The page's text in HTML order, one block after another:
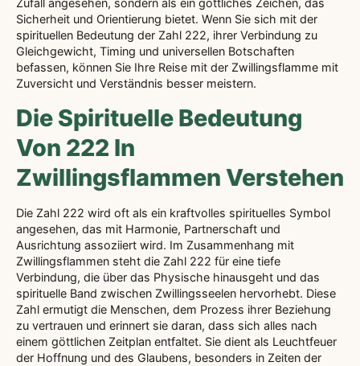
Zufall angesehen, sondern als ein göttliches Zeichen, das
Sicherheit und Orientierung bietet. Wenn Sie sich mit der
spirituellen Bedeutung der Zahl 222, ihrer Verbindung zu
Gleichgewicht, Timing und universellen Botschaften
befassen, können Sie Ihre Reise mit der Zwillingsflamme mit
Zuversicht und Verständnis besser meistern.
Die Spirituelle Bedeutung
Von 222 In
Zwillingsflammen Verstehen
Die Zahl 222 wird oft als ein kraftvolles spirituelles Symbol
angesehen, das mit Harmonie, Partnerschaft und
Ausrichtung assoziiert wird. Im Zusammenhang mit
Zwillingsflammen steht die Zahl 222 für eine tiefe
Verbindung, die über das Physische hinausgeht und das
spirituelle Band zwischen Zwillingsseelen hervorhebt. Diese
Zahl ermutigt die Menschen, dem Prozess ihrer Beziehung
zu vertrauen und erinnert sie daran, dass sich alles nach
einem göttlichen Zeitplan entfaltet. Sie dient als Leuchtfeuer
der Hoffnung und des Glaubens, besonders in Zeiten der